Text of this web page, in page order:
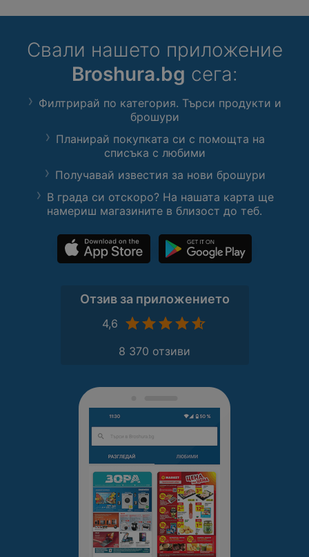
Свали нашето приложение
Broshura.bg сега:
Филтрирай по категория. Търси продукти и
брошури
Планирай покупката си с помощта на
списъка с любими
Получавай известия за нови брошури
В града си отскоро? На нашата карта ще
намериш магазините в близост до теб.
Отзив за приложението
4,6
8 370 отзиви